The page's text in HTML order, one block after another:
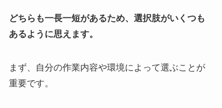
どちらも一長一短があるため、選択肢がいくつも
あるように思えます。
まず、自分の作業内容や環境によって選ぶことが
重要です。